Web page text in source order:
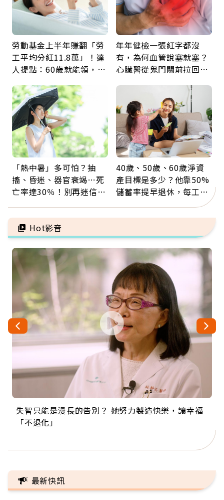
勞動基金上半年賺翻「勞
工平均分紅11.8萬」！達
人提點：60歲就能領，重
年年健檢一張紅字都沒
有，為何血管說塞就塞？
心臟醫從鬼門關前拉回病
「熱中暑」多可怕？抽
搐、昏迷、器官衰竭…死
亡率達30％！別再迷信
5招才能真救命
40歲、50歲、60歲淨資
產目標是多少？他靠50%
儲蓄率提早退休，每工作
Hot影音
失智只能是漫長的告別？ 她努力製造快樂，讓幸福
「不退化」
來自剛果的巧克力神父 為台灣奉獻36年 「台灣是我
的家，我連作夢都講台語！」
63歲卸矽谷副總、搬回台灣找快樂！「蛋黃哥小
丑」走進安養院，逗樂上萬爺奶：退休後才開始真
104歲打破金氏世界紀錄 成為全球最年長羽球選
手，分享長壽的秘密原來是「這個」
事業巔峰他選擇追夢…黑手阿伯拉小提琴還登上小
巨蛋！連CNN都大讚！
最新快訊